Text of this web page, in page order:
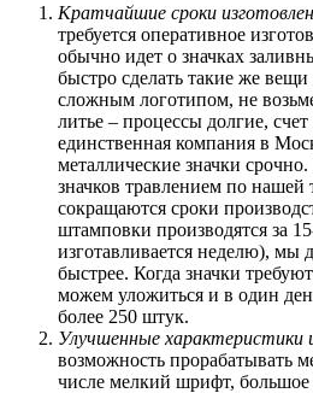
Кратчайшие сроки
требуется оперативное
обычно идет о значках
быстро сделать такие же
сложным логотипом, не
литье – процессы долгие,
единственная компания в
металлические значки
значков травлением по нашей
сокращаются сроки
штамповки производятся за
изготавливается неделю), мы
быстрее. Когда значки
можем уложиться и в один
более 250 штук.
Улучшенные характеристики
возможность прорабатывать
числе мелкий шрифт, большое